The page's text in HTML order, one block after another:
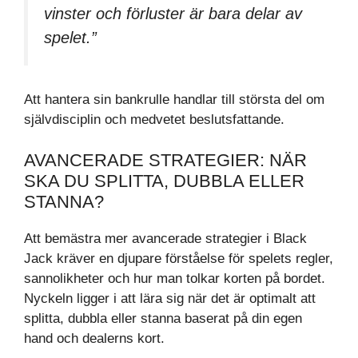
vinster och förluster är bara delar av
spelet.”
Att hantera sin bankrulle handlar till största del om
självdisciplin och medvetet beslutsfattande.
AVANCERADE STRATEGIER: NÄR
SKA DU SPLITTA, DUBBLA ELLER
STANNA?
Att bemästra mer avancerade strategier i Black
Jack kräver en djupare förståelse för spelets regler,
sannolikheter och hur man tolkar korten på bordet.
Nyckeln ligger i att lära sig när det är optimalt att
splitta, dubbla eller stanna baserat på din egen
hand och dealerns kort.